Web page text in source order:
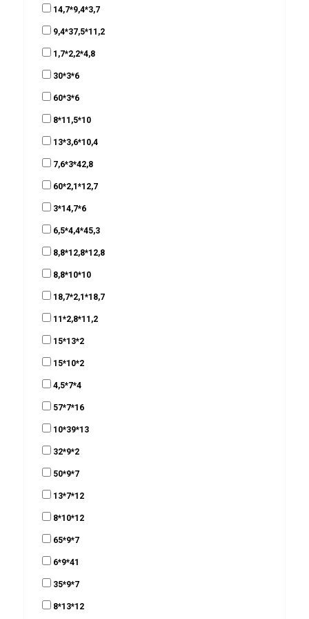
14,7*9,4*3,7
9,4*37,5*11,2
1,7*2,2*4,8
30*3*6
60*3*6
8*11,5*10
13*3,6*10,4
7,6*3*42,8
60*2,1*12,7
3*14,7*6
6,5*4,4*45,3
8,8*12,8*12,8
8,8*10*10
18,7*2,1*18,7
11*2,8*11,2
15*13*2
15*10*2
4,5*7*4
57*7*16
10*39*13
32*9*2
50*9*7
13*7*12
8*10*12
65*9*7
6*9*41
35*9*7
8*13*12